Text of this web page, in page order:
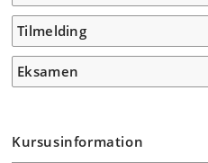
Tilmelding
Eksamen
Kursusinformation